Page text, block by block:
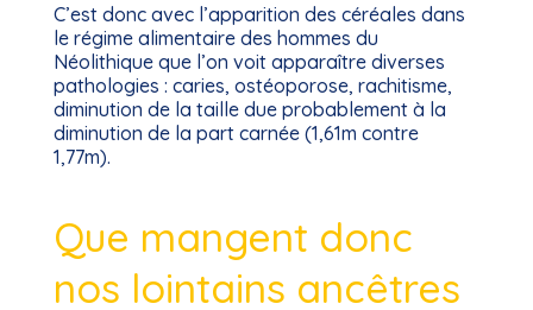
C’est donc avec l’apparition des céréales dans
le régime alimentaire des hommes du
Néolithique que l’on voit apparaître diverses
pathologies : caries, ostéoporose, rachitisme,
diminution de la taille due probablement à la
diminution de la part carnée (1,61m contre
1,77m).
Que mangent donc
nos lointains ancêtres